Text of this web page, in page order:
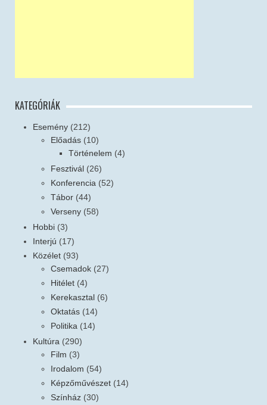
KATEGÓRIÁK
Esemény (212)
Előadás (10)
Történelem (4)
Fesztivál (26)
Konferencia (52)
Tábor (44)
Verseny (58)
Hobbi (3)
Interjú (17)
Közélet (93)
Csemadok (27)
Hitélet (4)
Kerekasztal (6)
Oktatás (14)
Politika (14)
Kultúra (290)
Film (3)
Irodalom (54)
Képzőművészet (14)
Színház (30)